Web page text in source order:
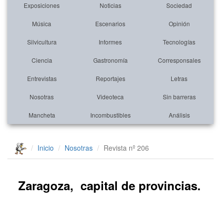
Exposiciones Noticias Sociedad
Música Escenarios Opinión
Silvicultura Informes Tecnologías
Ciencia Gastronomía Corresponsales
Entrevistas Reportajes Letras
Nosotras Videoteca Sin barreras
Mancheta Incombustibles Análisis
Inicio Nosotras Revista nº 206
Zaragoza, capital de provincias.